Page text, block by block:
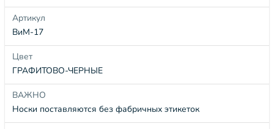
Артикул
ВиМ-17
Цвет
ГРАФИТОВО-ЧЕРНЫЕ
ВАЖНО
Носки поставляются без фабричных этикеток